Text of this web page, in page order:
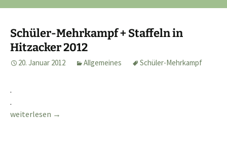
Schüler-Mehrkampf + Staffeln in
Hitzacker 2012
20. Januar 2012 Allgemeines Schüler-Mehrkampf
.
.
Schüler-Mehrkampf + Staffeln in Hitzacker 2012
weiterlesen →